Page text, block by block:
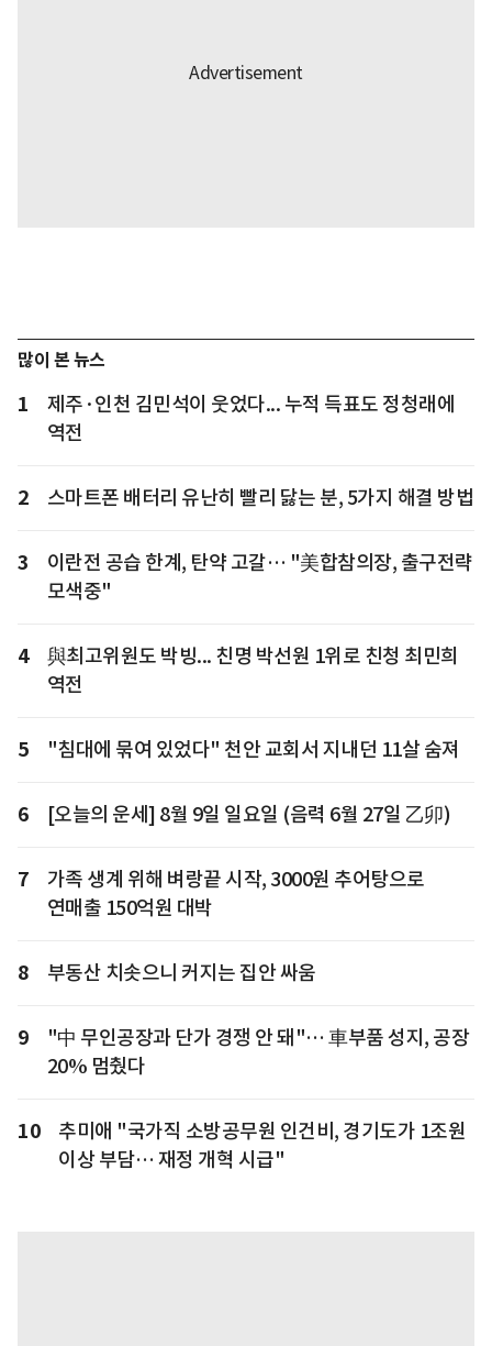
많이 본 뉴스
1
제주·인천 김민석이 웃었다... 누적 득표도 정청래에
역전
2 스마트폰 배터리 유난히 빨리 닳는 분, 5가지 해결 방법
3
이란전 공습 한계, 탄약 고갈… "美합참의장, 출구전략
모색중"
4
與최고위원도 박빙... 친명 박선원 1위로 친청 최민희
역전
5 "침대에 묶여 있었다" 천안 교회서 지내던 11살 숨져
6 [오늘의 운세] 8월 9일 일요일 (음력 6월 27일 乙卯)
7
가족 생계 위해 벼랑끝 시작, 3000원 추어탕으로
연매출 150억원 대박
8 부동산 치솟으니 커지는 집안 싸움
9
"中 무인공장과 단가 경쟁 안 돼"… 車부품 성지, 공장
20% 멈췄다
10
추미애 "국가직 소방공무원 인건비, 경기도가 1조원
이상 부담… 재정 개혁 시급"